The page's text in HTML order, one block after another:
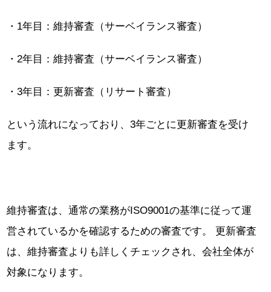
・1年目：維持審査（サーベイランス審査）
・2年目：維持審査（サーベイランス審査）
・3年目：更新審査（リサート審査）
という流れになっており、3年ごとに更新審査を受け
ます。
維持審査は、通常の業務がISO9001の基準に従って運
営されているかを確認するための審査です。 更新審査
は、維持審査よりも詳しくチェックされ、会社全体が
対象になります。